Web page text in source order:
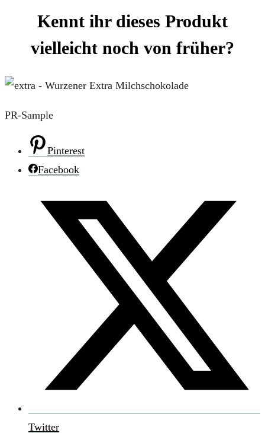
Kennt ihr dieses Produkt
vielleicht noch von früher?
PR-Sample
Pinterest
Facebook
Twitter